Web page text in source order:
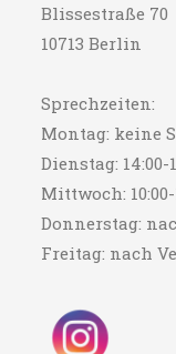
Blissestraße 70
10713 Berlin
Sprechzeiten:
Montag: keine
Dienstag: 14:00-
Mittwoch:
Donnerstag:
Freitag: nach